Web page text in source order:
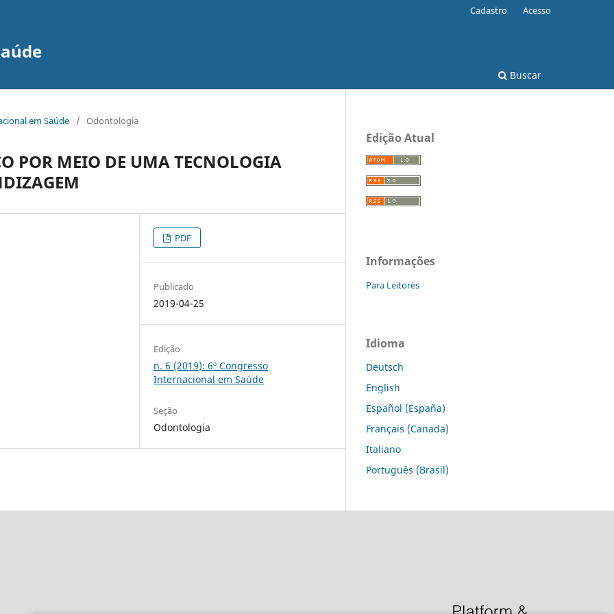
Buscar
Cadastro Acesso
em Saúde / Odontologia
POR MEIO DE UMA TECNOLOGIA
PDF
Publicado
2019-04-25
Edição
n. 6 (2019): 6º Congresso
Internacional em Saúde
Seção
Odontologia
Edição Atual
Informações
Para Leitores
Idioma
Deutsch
English
Español (España)
Français (Canada)
Italiano
Português (Brasil)